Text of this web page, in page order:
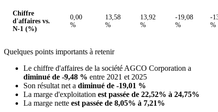
Chiffre
d'affaires vs.
N-1 (%)
0,00
%
13,58
%
13,92
%
-19,08
%
-
%
Quelques points importants à retenir
Le chiffre d'affaires de la société AGCO Corporation a
diminué de -9,48 % entre 2021 et 2025
Son résultat net a diminué de -19,01 %
La marge d'exploitation est passée de 22,52% à 24,75%
La marge nette est passée de 8,05% à 7,21%